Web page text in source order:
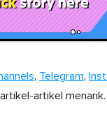
, Telegram,
artikel menarik.